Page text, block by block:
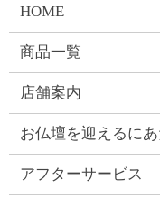
HOME
商品一覧
店舗案内
お仏壇を迎えるに
アフターサービス